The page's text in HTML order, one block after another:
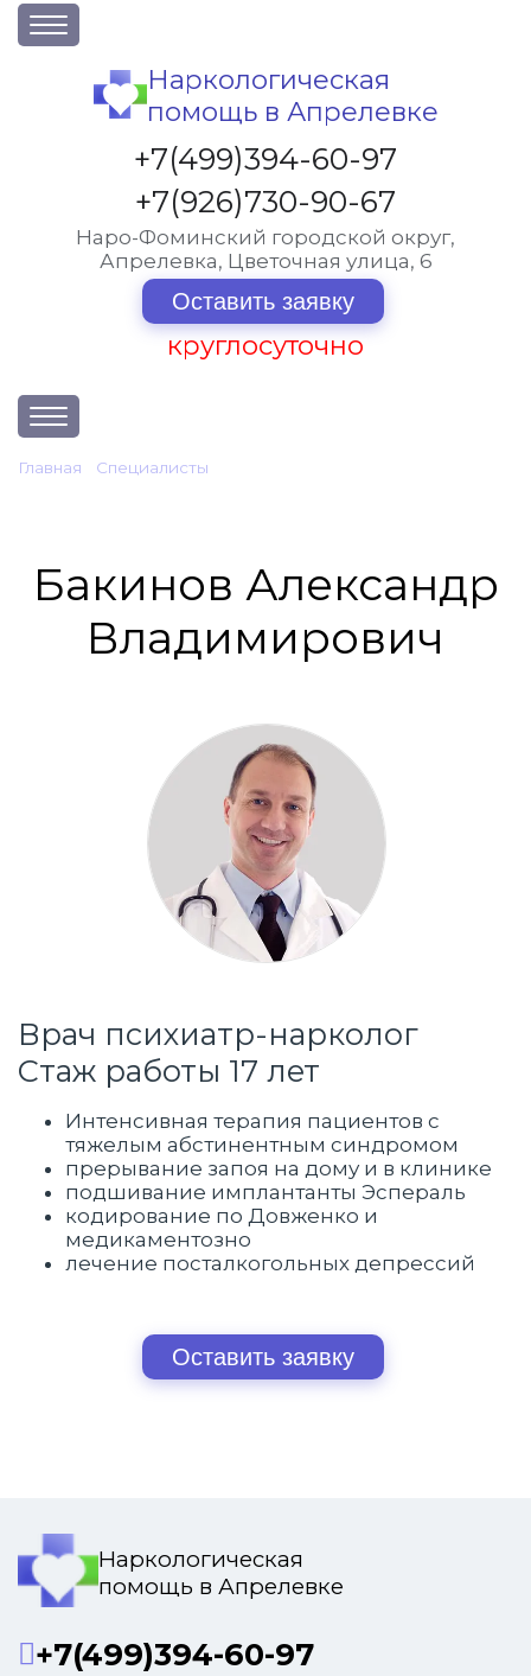
О клинике
Акции
Вакансии
Лицензии
Статьи
Контакты
Наркологическая
помощь в Апрелевке
+7(499)394-60-97
+7(926)730-90-67
Наро-Фоминский городской округ,
Апрелевка, Цветочная улица, 6
Оставить заявку
круглосуточно
Услуги и стоимость
Главная Cпециалисты
Бакинов Александр
Владимирович
Врач психиатр-нарколог
Стаж работы 17 лет
Интенсивная терапия пациентов с
тяжелым абстинентным синдромом
прерывание запоя на дому и в клинике
подшивание имплантанты Эспераль
кодирование по Довженко и
медикаментозно
лечение посталкогольных депрессий
Оставить заявку
Наркологическая
помощь в Апрелевке
+7(499)394-60-97